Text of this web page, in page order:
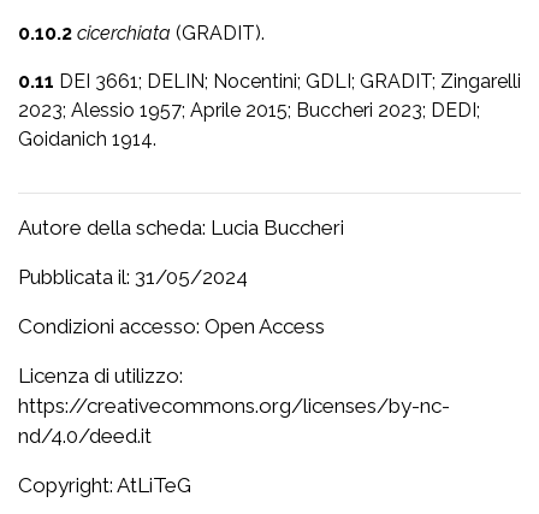
0.10.2 cicerchiata (GRADIT).
0.11 DEI 3661; DELIN; Nocentini; GDLI; GRADIT; Zingarelli
2023; Alessio 1957; Aprile 2015; Buccheri 2023; DEDI;
Goidanich 1914.
Autore della scheda: Lucia Buccheri
Pubblicata il: 31/05/2024
Condizioni accesso: Open Access
Licenza di utilizzo:
https://creativecommons.org/licenses/by-nc-
nd/4.0/deed.it
Copyright: AtLiTeG